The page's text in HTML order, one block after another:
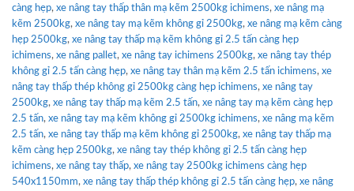
càng hẹp, xe nâng tay thấp thân mạ kẽm 2500kg ichimens, xe nâng mạ
kẽm 2500kg, xe nâng tay mạ kẽm không gỉ 2500kg, xe nâng mạ kẽm càng
hẹp 2500kg, xe nâng tay thấp mạ kẽm không gỉ 2.5 tấn càng hẹp
ichimens, xe nâng pallet, xe nâng tay ichimens 2500kg, xe nâng tay thép
không gỉ 2.5 tấn càng hẹp, xe nâng tay thân mạ kẽm 2.5 tấn ichimens, xe
nâng tay thấp thép không gỉ 2500kg càng hẹp ichimens, xe nâng tay
2500kg, xe nâng tay thấp mạ kẽm 2.5 tấn, xe nâng tay mạ kẽm càng hẹp
2.5 tấn, xe nâng tay mạ kẽm không gỉ 2500kg ichimens, xe nâng mạ kẽm
2.5 tấn, xe nâng tay thấp mạ kẽm không gỉ 2500kg, xe nâng tay thấp mạ
kẽm càng hẹp 2500kg, xe nâng tay thép không gỉ 2.5 tấn càng hẹp
ichimens, xe nâng tay thấp, xe nâng tay 2500kg ichimens càng hẹp
540x1150mm, xe nâng tay thấp thép không gỉ 2.5 tấn càng hẹp, xe nâng